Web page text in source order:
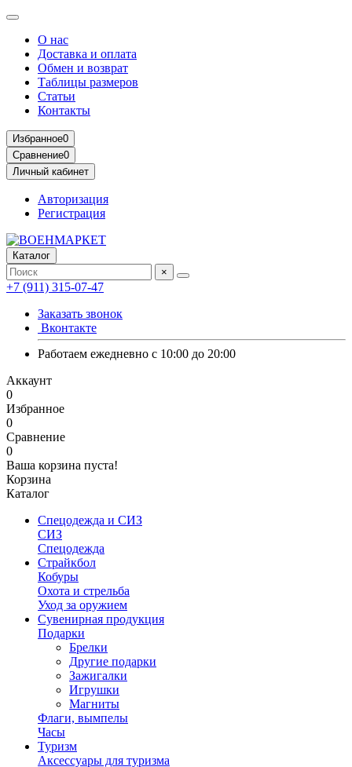
О нас
Доставка и оплата
Обмен и возврат
Таблицы размеров
Статьи
Контакты
Избранное0
Сравнение0
Личный кабинет
Авторизация
Регистрация
Каталог
×
+7 (911) 315-07-47
Заказать звонок
Вконтакте
Работаем ежедневно с 10:00 до 20:00
Аккаунт
0
Избранное
0
Сравнение
0
Ваша корзина пуста!
Корзина
Каталог
Спецодежда и СИЗ
СИЗ
Спецодежда
Страйкбол
Кобуры
Охота и стрельба
Уход за оружием
Сувенирная продукция
Подарки
Брелки
Другие подарки
Зажигалки
Игрушки
Магниты
Флаги, вымпелы
Часы
Туризм
Аксессуары для туризма